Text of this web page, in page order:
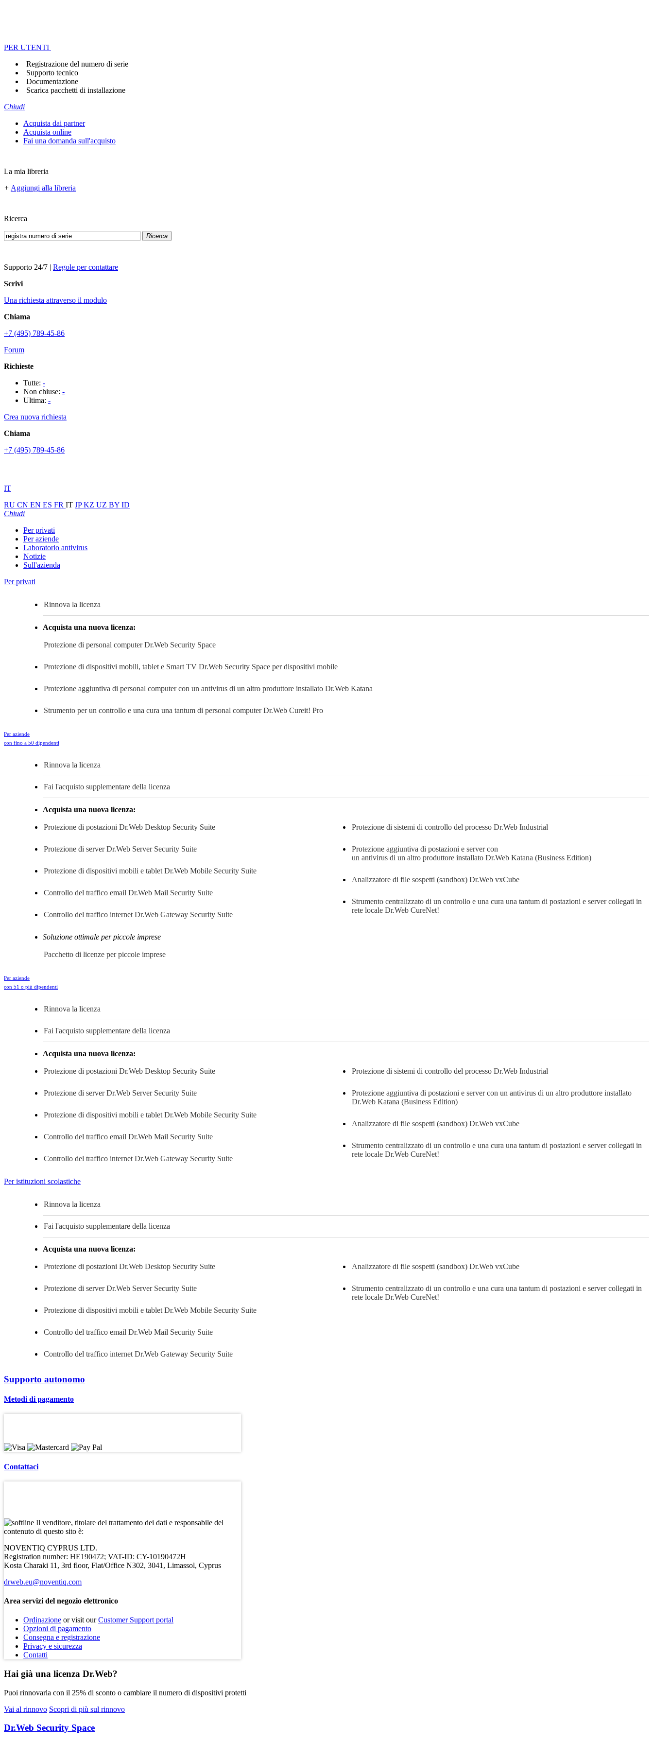
PER UTENTI
Registrazione del numero di serie
Supporto tecnico
Documentazione
Scarica pacchetti di installazione
Chiudi
Acquista dai partner
Acquista online
Fai una domanda sull'acquisto
La mia libreria
+ Aggiungi alla libreria
Ricerca
Ricerca
Supporto 24/7 | Regole per contattare
Scrivi
Una richiesta attraverso il modulo
Chiama
+7 (495) 789-45-86
Forum
Richieste
Tutte: -
Non chiuse: -
Ultima: -
Crea nuova richiesta
Chiama
+7 (495) 789-45-86
IT
RU CN EN ES FR IT JPKZ UZ BY ID
Chiudi
Per privati
Per aziende
Laboratorio antivirus
Notizie
Sull'azienda
Per privati
Rinnova la licenza
Acquista una nuova licenza:
Protezione di personal computerDr.Web Security Space
Protezione di dispositivi mobili, tablet e Smart TV Dr.Web Security Space per dispositivi mobile
Protezione aggiuntiva di personal computer con un antivirus di un altro produttore installato Dr.Web Katana
Strumento per un controllo e una cura una tantum di personal computerDr.Web Cureit! Pro
Per aziende
con fino a 50 dipendenti
Rinnova la licenza
Fai l'acquisto supplementare della licenza
Acquista una nuova licenza:
Protezione di postazioni Dr.Web Desktop Security Suite
Protezione di serverDr.Web Server Security Suite
Protezione di dispositivi mobili e tablet Dr.Web Mobile Security Suite
Controllo del traffico email Dr.Web Mail Security Suite
Controllo del traffico internet Dr.Web Gateway Security Suite
Soluzione ottimale per piccole imprese
Pacchetto di licenze per piccole imprese
Protezione di sistemi di controllo del processo Dr.Web Industrial
Protezione aggiuntiva di postazioni e server con
un antivirus di un altro produttore installato Dr.Web Katana (Business Edition)
Analizzatore di file sospetti (sandbox) Dr.Web vxCube
Strumento centralizzato di un controllo e una cura una tantum di postazioni e server collegati in
rete locale Dr.Web CureNet!
Per aziende
con 51 o più dipendenti
Rinnova la licenza
Fai l'acquisto supplementare della licenza
Acquista una nuova licenza:
Protezione di postazioni Dr.Web Desktop Security Suite
Protezione di serverDr.Web Server Security Suite
Protezione di dispositivi mobili e tablet Dr.Web Mobile Security Suite
Controllo del traffico email Dr.Web Mail Security Suite
Controllo del traffico internet Dr.Web Gateway Security Suite
Protezione di sistemi di controllo del processo Dr.Web Industrial
Protezione aggiuntiva di postazioni e server con un antivirus di un altro produttore installato
Dr.Web Katana (Business Edition)
Analizzatore di file sospetti (sandbox) Dr.Web vxCube
Strumento centralizzato di un controllo e una cura una tantum di postazioni e server collegati in
rete locale Dr.Web CureNet!
Per istituzioni scolastiche
Rinnova la licenza
Fai l'acquisto supplementare della licenza
Acquista una nuova licenza:
Protezione di postazioni Dr.Web Desktop Security Suite
Protezione di serverDr.Web Server Security Suite
Protezione di dispositivi mobili e tablet Dr.Web Mobile Security Suite
Controllo del traffico email Dr.Web Mail Security Suite
Controllo del traffico internet Dr.Web Gateway Security Suite
Analizzatore di file sospetti (sandbox) Dr.Web vxCube
Strumento centralizzato di un controllo e una cura una tantum di postazioni e server collegati in
rete locale Dr.Web CureNet!
Supporto autonomo
Metodi di pagamento
Contattaci
Il venditore, titolare del trattamento dei dati e responsabile del
contenuto di questo sito è:
NOVENTIQ CYPRUS LTD.
Registration number: НЕ190472; VAT-ID: CY-10190472H
Kosta Charaki 11, 3rd floor, Flat/Office N302, 3041, Limassol, Cyprus
drweb.eu@noventiq.com
Area servizi del negozio elettronico
Ordinazione or visit ourCustomer Support portal
Opzioni di pagamento
Consegna e registrazione
Privacy e sicurezza
Contatti
Hai già una licenza Dr.Web?
Puoi rinnovarla con il 25% di sconto o cambiare il numero di dispositivi protetti
Vai al rinnovo Scopri di più sul rinnovo
Dr.Web Security Space